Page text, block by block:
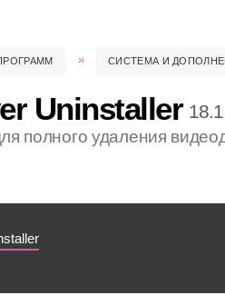
СИСТЕМА И
Uninstaller
полного удаления